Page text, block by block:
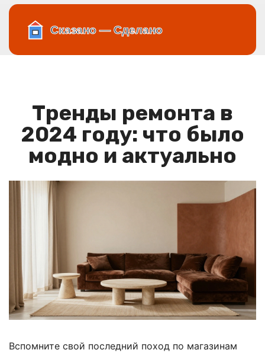
Тренды ремонта в
2024 году: что было
модно и актуально
Вспомните свой последний поход по магазинам